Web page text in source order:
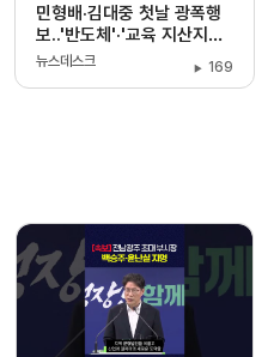
민형배·김대중 첫날 광폭행
보..'반도체'·'교육 지산지소'
강조
뉴스데스크 169